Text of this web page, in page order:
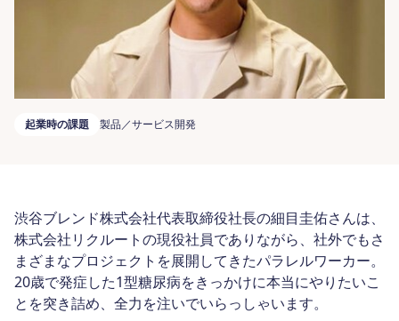
起業時の課題 製品／サービス開発
渋谷ブレンド株式会社代表取締役社長の細目圭佑さんは、
株式会社リクルートの現役社員でありながら、社外でもさ
まざまなプロジェクトを展開してきたパラレルワーカー。
20歳で発症した1型糖尿病をきっかけに本当にやりたいこ
とを突き詰め、全力を注いでいらっしゃいます。